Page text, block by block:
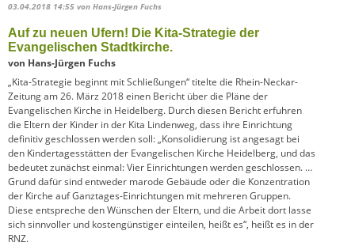
03.04.2018 14:55 von Hans-Jürgen Fuchs
Auf zu neuen Ufern! Die Kita-Strategie der
Evangelischen Stadtkirche.
von Hans-Jürgen Fuchs
„Kita-Strategie beginnt mit Schließungen“ titelte die Rhein-Neckar-
Zeitung am 26. März 2018 einen Bericht über die Pläne der
Evangelischen Kirche in Heidelberg. Durch diesen Bericht erfuhren
die Eltern der Kinder in der Kita Lindenweg, dass ihre Einrichtung
definitiv geschlossen werden soll: „Konsolidierung ist angesagt bei
den Kindertagesstätten der Evangelischen Kirche Heidelberg, und das
bedeutet zunächst einmal: Vier Einrichtungen werden geschlossen. …
Grund dafür sind entweder marode Gebäude oder die Konzentration
der Kirche auf Ganztages-Einrichtungen mit mehreren Gruppen.
Diese entspreche den Wünschen der Eltern, und die Arbeit dort lasse
sich sinnvoller und kostengünstiger einteilen, heißt es“, heißt es in der
RNZ.